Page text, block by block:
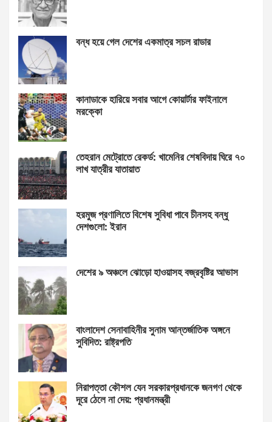
বন্ধ হয়ে গেল দেশের একমাত্র সচল রাডার
কানাডাকে হারিয়ে সবার আগে কোয়ার্টার ফাইনালে
মরক্কো
তেহরান মেট্রোতে রেকর্ড: খামেনির শেষবিদায় ঘিরে ৭০
লাখ যাত্রীর যাতায়াত
হরমুজ প্রণালিতে বিশেষ সুবিধা পাবে চীনসহ বন্ধু
দেশগুলো: ইরান
দেশের ৯ অঞ্চলে ঝোড়ো হাওয়াসহ বজ্রবৃষ্টির আভাস
বাংলাদেশ সেনাবাহিনীর সুনাম আন্তর্জাতিক অঙ্গনে
সুবিদিত: রাষ্ট্রপতি
নিরাপত্তা কৌশল যেন সরকারপ্রধানকে জনগণ থেকে
দূরে ঠেলে না দেয়: প্রধানমন্ত্রী